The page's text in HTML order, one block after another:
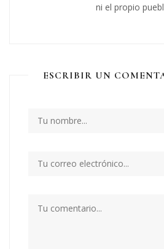
ni el propio
ESCRIBIR UN